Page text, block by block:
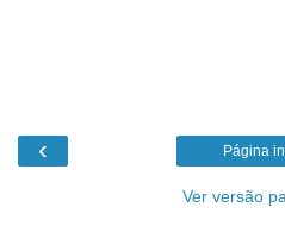
‹ Página
Ver versão